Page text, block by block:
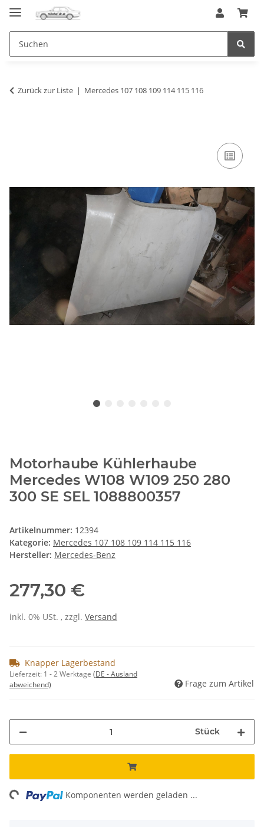
Zurück zur Liste Mercedes 107 108 109 114 115 116
Motorhaube Kühlerhaube
Mercedes W108 W109 250 280
300 SE SEL 1088800357
Artikelnummer: 12394
Kategorie: Mercedes 107 108 109 114 115 116
Hersteller: Mercedes-Benz
277,30 €
inkl. 0% USt. , zzgl. Versand
Knapper Lagerbestand
Lieferzeit: 1 - 2 Werktage (DE - Ausland
abweichend)
Frage zum Artikel
Stück
Komponenten werden geladen ...